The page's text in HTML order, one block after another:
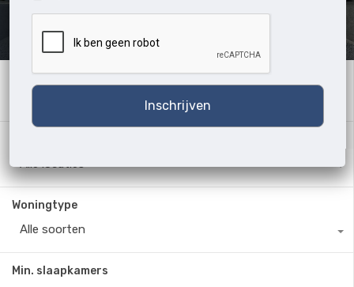
Archives:
Zoekwoord
Alle locaties
Woningtype
Alle soorten
Min. slaapkamers